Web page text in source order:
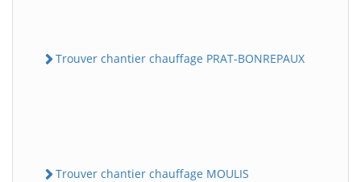
Trouver chantier chauffage PRAT-BONREPAUX
Trouver chantier chauffage MOULIS